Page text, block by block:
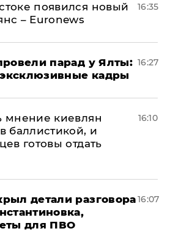
появился новый
– Euronews
16:35
парад у Ялты:
кадры
16:27
мнение киевлян
баллистикой, и
готовы отдать
16:10
детали разговора
для ПВО
16:07